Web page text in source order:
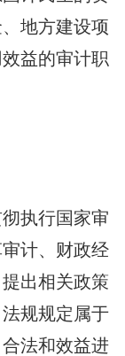
地方建设项
益的审计职
执行国家审
计、财政经
出相关政策
规规定属于
法和效益进